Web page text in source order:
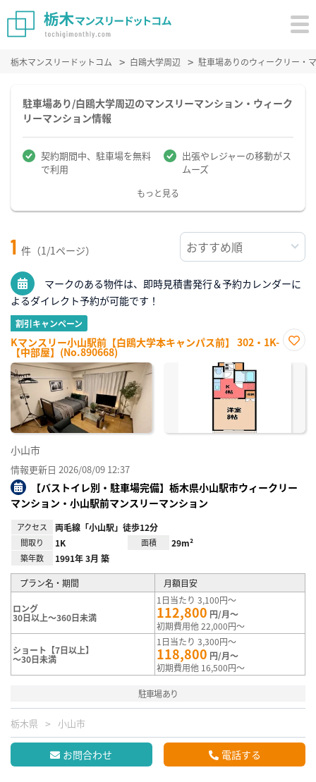
栃木マンスリードットコム 白鴎大学周辺 駐車場ありのウィークリー・
駐車場あり/白鴎大学周辺のマンスリーマンション・ウィーク
リーマンション情報
契約期間中、駐車場を無料
で利用
出張やレジャーの移動がス
ムーズ
もっと見る
1 件（1/1ページ）
マークのある物件は、即時見積書発行＆予約カレンダーに
よるダイレクト予約が可能です！
割引キャンペーン
Kマンスリー小山駅前【白鴎大学本キャンパス前】 302・1K-
【中部屋】(No.890668)
に入
小山市
情報更新日 2026/08/09 12:37
【バストイレ別・駐車場完備】栃木県小山駅市ウィークリー
マンション・小山駅前マンスリーマンション
アクセス 両毛線「小山駅」徒歩12分
間取り 1K 面積 29m²
築年数 1991年 3月 築
プラン名・期間 月額目安
ロング
30日以上～360日未満
1日当たり 3,100円～
112,800 円/月～
初期費用他 22,000円～
ショート【7日以上】
～30日未満
1日当たり 3,300円～
118,800 円/月～
初期費用他 16,500円～
駐車場あり
栃木県 小山市
お問合わせ 電話する